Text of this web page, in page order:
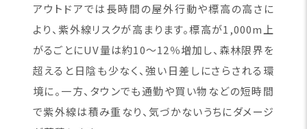
アウトドアでは長時間の屋外行動や標高の高さに
より、紫外線リスクが高まります。標高が1,000m上
がるごとにUV量は約10〜12％増加し、森林限界を
超えると日陰も少なく、強い日差しにさらされる環
境に。一方、タウンでも通勤や買い物などの短時間
で紫外線は積み重なり、気づかないうちにダメージ